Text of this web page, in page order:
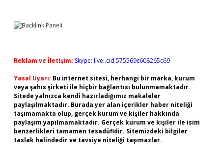
Reklam ve İletişim: Skype: live:.cid.575569c608265c69
Yasal Uyarı: Bu internet sitesi, herhangi bir marka, kurum
veya şahıs şirketi ile hiçbir bağlantısı bulunmamaktadır.
Sitede yalnızca kendi hazırladığımız makaleler
paylaşılmaktadır. Burada yer alan içerikler haber niteliği
taşımamakta olup, gerçek kurum ve kişiler hakkında
paylaşım yapılmamaktadır. Gerçek kurum ve kişiler ile isim
benzerlikleri tamamen tesadüfidir. Sitemizdeki bilgiler
taslak halindedir ve tavsiye niteliği taşımazlar.